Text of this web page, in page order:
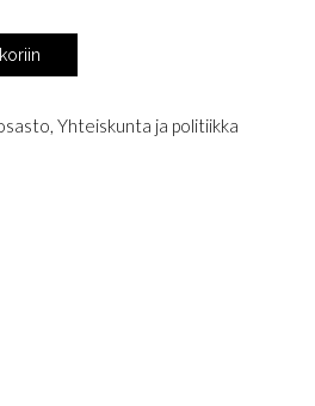
, Yhteiskunta ja politiikka